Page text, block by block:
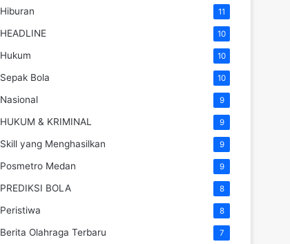
Hiburan 11
HEADLINE 10
Hukum 10
Sepak Bola 10
Nasional 9
HUKUM & KRIMINAL 9
Skill yang Menghasilkan 9
Posmetro Medan 9
PREDIKSI BOLA 8
Peristiwa 8
Berita Olahraga Terbaru 7